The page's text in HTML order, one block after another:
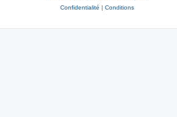
Confidentialité | Conditions